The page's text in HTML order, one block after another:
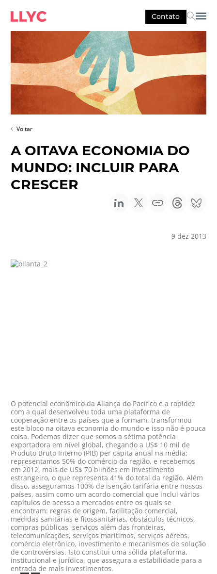
Contato
Voltar
A OITAVA ECONOMIA DO
MUNDO: INCLUIR PARA
CRESCER
9 dez 2013
O potencial econômico da Aliança do Pacífico e a rapidez
com a qual desenvolveu toda uma plataforma de
cooperação entre os países que a formam, transformou
este bloco na oitava economia do mundo e isso não é pouca
coisa. Podemos dizer que somos a sétima potência
exportadora em nível global, chegando a US$ 10 mil de
Produto Bruto Interno (PIB) per capita anual na média;
representamos 50% do comércio da região, e recebemos
em 2012, mais de US$ 70 bilhões em investimento
estrangeiro, o que representa 41% do total da região. Além
disso, asseguramos 100% de isenção tarifária entre nossos
países, assim como um acordo comercial que inclui vários
capítulos de acesso a mercados entre os quais se
encontram: regras de origem, facilitação comercial,
medidas sanitárias e fitossanitárias, obstáculos técnicos,
compras públicas, serviços além das fronteiras,
telecomunicações, serviços marítimos, serviços aéreos,
comércio eletrônico, investimento e mecanismos de solução
de controvérsias. Isto constitui uma sólida plataforma,
institucional e jurídica, que assegura a estabilidade para a
entrada de mais investimentos.